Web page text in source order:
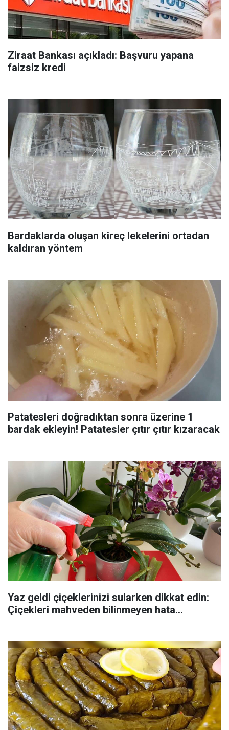
Ziraat Bankası açıkladı: Başvuru yapana
faizsiz kredi
Bardaklarda oluşan kireç lekelerini ortadan
kaldıran yöntem
Patatesleri doğradıktan sonra üzerine 1
bardak ekleyin! Patatesler çıtır çıtır kızaracak
Yaz geldi çiçeklerinizi sularken dikkat edin:
Çiçekleri mahveden bilinmeyen hata...